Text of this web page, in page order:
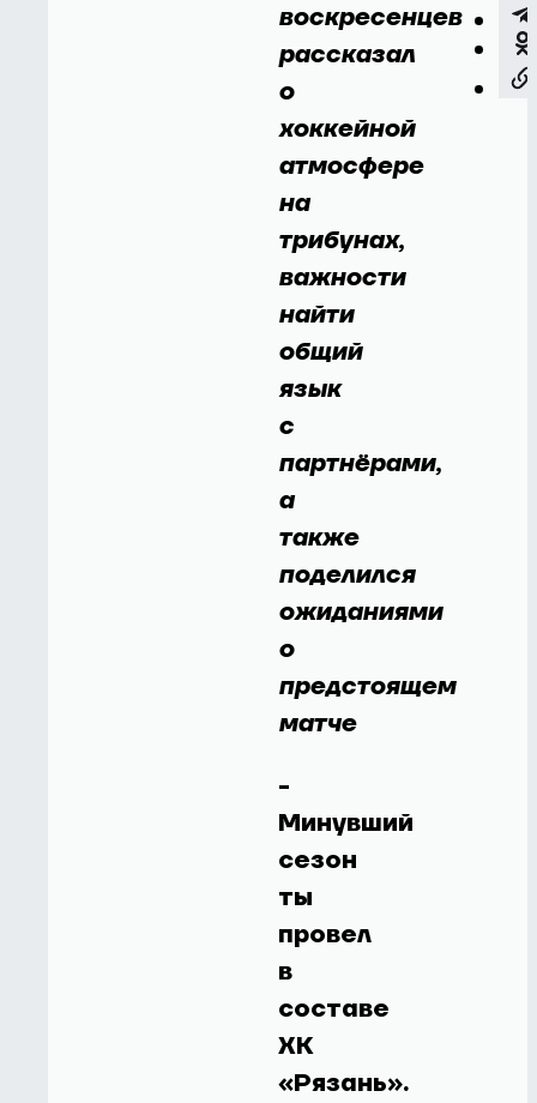
воскресенцев
рассказал
о
хоккейной
атмосфере
на
трибунах,
важности
найти
общий
язык
с
партнёрами,
а
также
поделился
ожиданиями
о
предстоящем
матче
-
Минувший
сезон
ты
провел
в
составе
ХК
«Рязань».